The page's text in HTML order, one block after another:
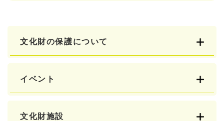
文化財の保護について
イベント
文化財施設